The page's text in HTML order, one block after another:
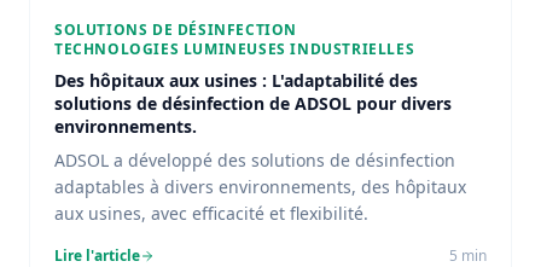
SOLUTIONS DE DÉSINFECTION
TECHNOLOGIES LUMINEUSES INDUSTRIELLES
Des hôpitaux aux usines : L'adaptabilité des
solutions de désinfection de ADSOL pour divers
environnements.
ADSOL a développé des solutions de désinfection
adaptables à divers environnements, des hôpitaux
aux usines, avec efficacité et flexibilité.
Lire l'article 5 min